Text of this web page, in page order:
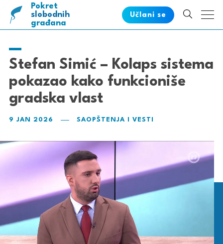
Pokret
pametnih
slobodnih
građana
Učlani se
Stefan Simić – Kolaps sistema
pokazao kako funkcioniše
gradska vlast
9 JAN 2026 SAOPŠTENJA I VESTI